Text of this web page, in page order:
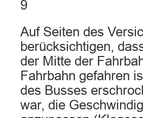
9
Auf Seiten des
berücksichtigen,
der Mitte der
Fahrbahn gefahren
des Busses
war, die